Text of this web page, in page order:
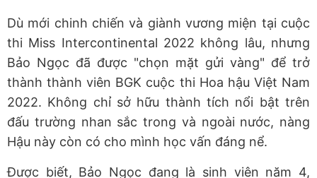
Dù mới chinh chiến và giành vương miện tại cuộc
thi Miss Intercontinental 2022 không lâu, nhưng
Bảo Ngọc đã được "chọn mặt gửi vàng" để trở
thành thành viên BGK cuộc thi Hoa hậu Việt Nam
2022. Không chỉ sở hữu thành tích nổi bật trên
đấu trường nhan sắc trong và ngoài nước, nàng
Hậu này còn có cho mình học vấn đáng nể.
Được biết, Bảo Ngọc đang là sinh viên năm 4,